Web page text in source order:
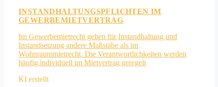
INSTANDHALTUNGSPFLICHTEN IM
GEWERBEMIETVERTRAG
Im Gewerbemietrecht gelten für Instandhaltung und
Instandsetzung andere Maßstäbe als im
Wohnraummietrecht. Die Verantwortlichkeiten werden
häufig individuell im Mietvertrag geregelt